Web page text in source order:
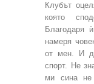
Клубът
която
Благодаря
намеря
от мен. И
спорт. Не
ми сина не